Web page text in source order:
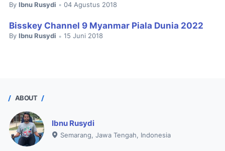
By Ibnu Rusydi • 04 Agustus 2018
Bisskey Channel 9 Myanmar Piala Dunia 2022
By Ibnu Rusydi • 15 Juni 2018
ABOUT
Ibnu Rusydi
Semarang, Jawa Tengah, Indonesia